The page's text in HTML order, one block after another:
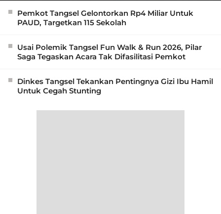
Pemkot Tangsel Gelontorkan Rp4 Miliar Untuk
PAUD, Targetkan 115 Sekolah
Usai Polemik Tangsel Fun Walk & Run 2026, Pilar
Saga Tegaskan Acara Tak Difasilitasi Pemkot
Dinkes Tangsel Tekankan Pentingnya Gizi Ibu Hamil
Untuk Cegah Stunting